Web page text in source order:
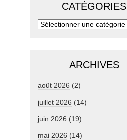
CATÉGORIES
ARCHIVES
août 2026 (2)
juillet 2026 (14)
juin 2026 (19)
mai 2026 (14)